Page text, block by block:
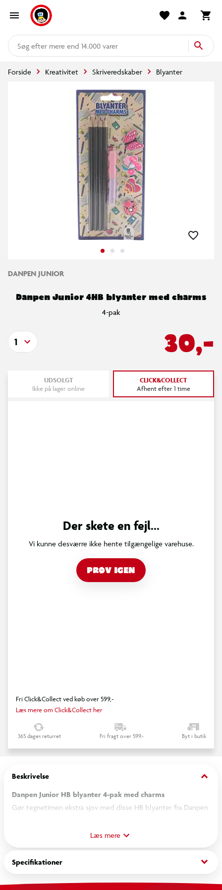
mere end 14.000 varer
Forside Kreativitet Skriveredskaber Blyanter
DANPEN JUNIOR
Danpen Junior 4HB blyanter med charms
4-pak
30,-
1
UDSOLGT
Ikke på lager online
CLICK&COLLECT
Afhent efter 1 time
Der skete en fejl...
Vi kunne desværre ikke hente tilgængelige varehuse.
PRØV IGEN
Fri Click&Collect ved køb over 599,-
Læs mere om Click&Collect her
365 dages returret Fri fragt over 599,- Byt i butik
Beskrivelse keyboard_arrow_down
Danpen Junior HB blyanter 4-pak med charms
Gør tegnetimen ekstra sjov med disse HB blyanter fra Danpen
søde og børnevenlige motiver som is, frugt og figurer, der
giver et personligt og kreativt udtryk. Blyanterne er behagelige
at holde på. Et praktisk valg til skole og kreative projekter
derhjemme.
Læs mere
Specifikationer keyboard_arrow_down